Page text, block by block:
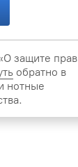
защите прав
обратно в
нотные